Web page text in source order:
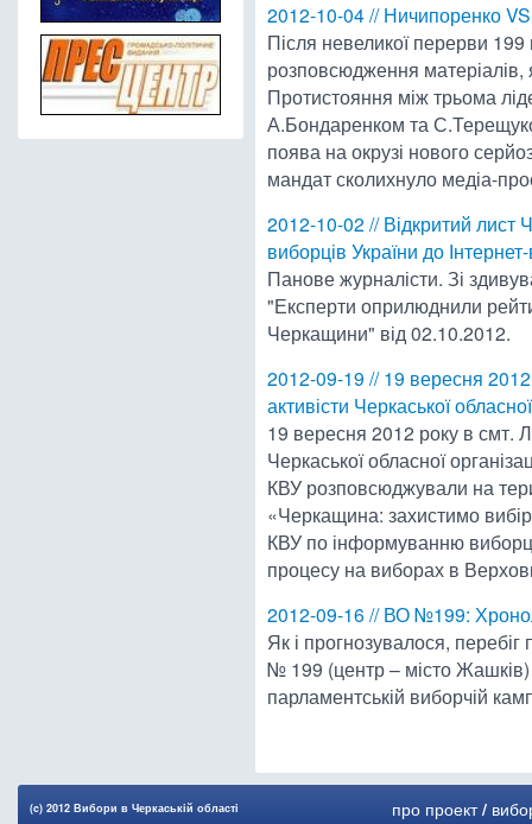
2012-10-04 // Ничипоренко
Після невеликої перерви
розповсюдження
Протистояння між трьома
А.Бондаренком та
поява на окрузі нового
мандат сколихнуло медіа-
2012-10-02 // Відкритий лист
виборців України до
Панове журналісти. Зі
"Експерти оприлюднили
Черкащини" від 02.10.2012.
2012-09-19 // 19 вересня
активісти Черкаської
19 вересня 2012 року в смт.
Черкаської обласної
КВУ розповсюджували на
«Черкащина: захистимо
КВУ по інформуванню
процесу на виборах в
2012-09-16 // ВО №199:
Як і прогнозувалося,
№ 199 (центр – місто Жашків)
парламентській виборчій
(c) 2012 Вибори в Черкаськiй областi про проект/